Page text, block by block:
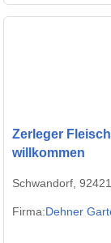
Zerleger
willkommen
Schwandorf, 92421
Firma:Dehner